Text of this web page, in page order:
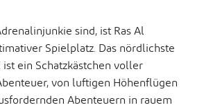
sind, ist Ras Al
Spielplatz. Das nördlichste
ist ein Schatzkästchen voller
von luftigen Höhenflügen
Abenteuern in rauem